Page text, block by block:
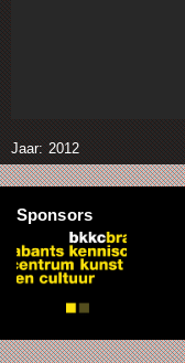
Jaar: 2012
Sponsors